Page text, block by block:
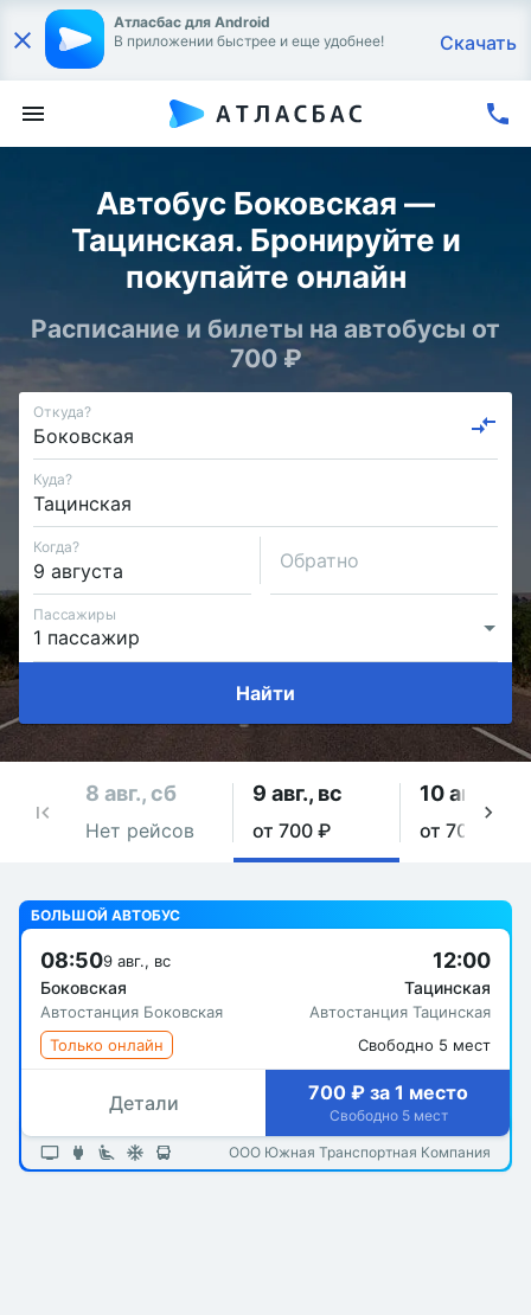
Атласбас для Android
В приложении быстрее и еще удобнее!
Скачать
Автобус Боковская —
Тацинская. Бронируйте и
покупайте онлайн
Расписание и билеты на автобусы от
700 ₽
Откуда?
Куда?
Когда?
Обратно
Пассажиры
Найти
8 авг., сб
Нет рейсов
9 авг., вс
от 700 ₽
10 авг., пн
от 700 ₽
БОЛЬШОЙ АВТОБУС
08:509 авг., вс
Боковская
Автостанция Боковская
12:00
Тацинская
Автостанция Тацинская
Только онлайн
Свободно 5 мест
Детали 700 ₽ за 1 место
Свободно 5 мест
ООО Южная Транспортная Компания